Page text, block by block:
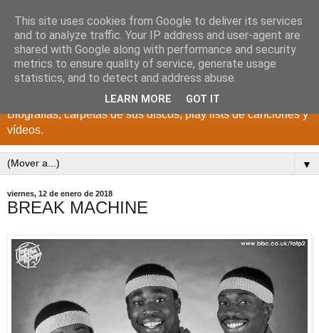
DISCOS PARA EL
RECUERDO
CANTANTES Y GRUPOS DE LOS AÑOS 1950 a 2022.
Biografías, carpetas de sus discos, play lists de canciones y
vídeos.
▼
viernes, 12 de enero de 2018
BREAK MACHINE
This site uses cookies from Google to deliver its services
and to analyze traffic. Your IP address and user-agent are
shared with Google along with performance and security
metrics to ensure quality of service, generate usage
statistics, and to detect and address abuse.
LEARN MORE GOT IT